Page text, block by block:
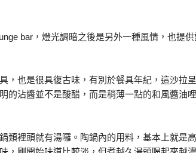
bar，燈光調暗之後是另外一種風情，也提
，也是很具復古味，有別於餐具年紀，這沙拉
明的沾醬並不是酸醋，而是稍薄一點的和風
類裡頭就有湯囉。陶鍋內的用料，基本上就是